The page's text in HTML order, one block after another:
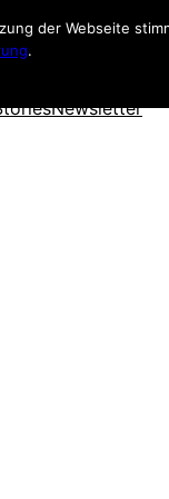
Newsletter
der Webseite
.